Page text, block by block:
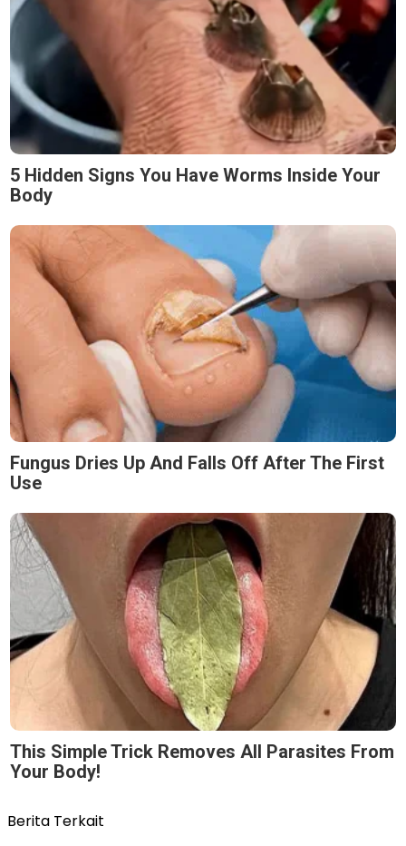
5 Hidden Signs You Have Worms Inside Your
Body
Fungus Dries Up And Falls Off After The First
Use
This Simple Trick Removes All Parasites From
Your Body!
Berita Terkait